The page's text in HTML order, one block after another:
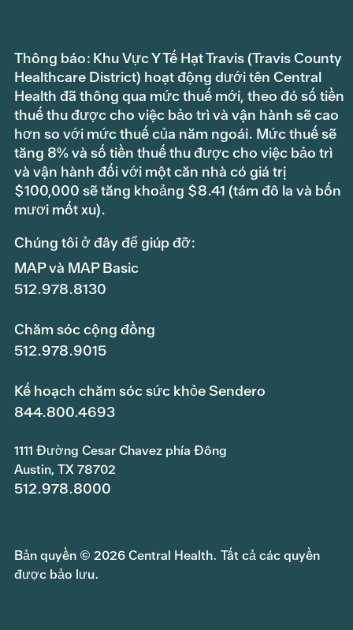
Thông báo: Khu Vực Y Tế Hạt Travis (Travis County
Healthcare District) hoạt động dưới tên Central
Health đã thông qua mức thuế mới, theo đó số tiền
thuế thu được cho việc bảo trì và vận hành sẽ cao
hơn so với mức thuế của năm ngoái. Mức thuế sẽ
tăng 8% và số tiền thuế thu được cho việc bảo trì
và vận hành đối với một căn nhà có giá trị
$100,000 sẽ tăng khoảng $8.41 (tám đô la và bốn
mươi mốt xu).
Chúng tôi ở đây để giúp đỡ:
MAP và MAP Basic
512.978.8130
Chăm sóc cộng đồng
512.978.9015
Kế hoạch chăm sóc sức khỏe Sendero
844.800.4693
1111 Đường Cesar Chavez phía Đông
Austin, TX 78702
512.978.8000
Bản quyền © 2026 Central Health. Tất cả các quyền
được bảo lưu.